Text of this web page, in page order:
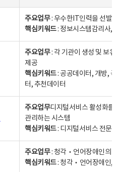
주요업무: 우수한IT인력을 선발
핵심키워드: 정보시스템감리사,
주요업무: 각 기관이 생성 및 보
제공
핵심키워드: 공공데이터, 개방,
터, 추천데이터
주요업무디지털서비스 활성화를
관리하는 시스템
핵심키워드: 디지털서비스 전문
주요업무: 청각‧언어장애인의
핵심키워드: 청각‧언어장애인,